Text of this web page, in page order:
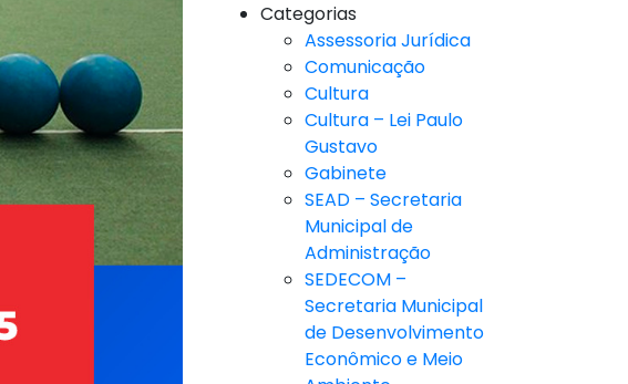
Categorias
Assessoria Jurídica
Comunicação
Cultura
Cultura – Lei Paulo
Gustavo
Gabinete
SEAD – Secretaria
Municipal de
Administração
SEDECOM –
Secretaria Municipal
de Desenvolvimento
Econômico e Meio